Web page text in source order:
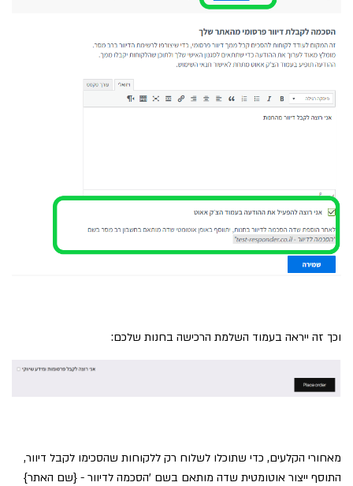
וכך זה ייראה בעמוד השלמת הרכישה בחנות שלכם:
מאחורי הקלעים, כדי שתוכלו לשלוח רק ללקוחות שהסכימו לקבל דיוור,
התוסף ייצור אוטומטית שדה מותאם בשם 'הסכמה לדיוור - {שם האתר}